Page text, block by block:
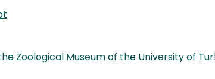
Zoological Museum of the University of